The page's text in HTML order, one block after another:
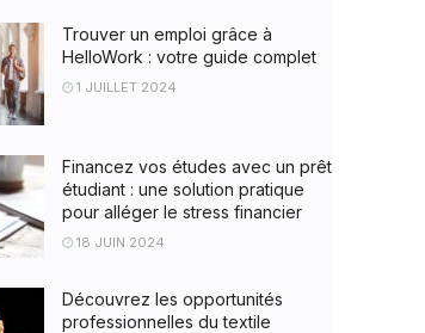
Trouver un emploi grâce à
HelloWork : votre guide complet
1 JUILLET 2024
Financez vos études avec un prêt
étudiant : une solution pratique
pour alléger le stress financier
18 JUIN 2024
Découvrez les opportunités
professionnelles du textile